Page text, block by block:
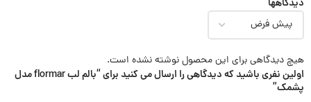
دیدگاهها
هیچ دیدگاهی برای این محصول نوشته نشده است.
اولین نفری باشید که دیدگاهی را ارسال می کنید برای “بالم لب flormar مدل
پشمک”